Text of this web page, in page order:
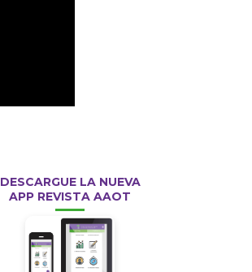
DESCARGUE LA NUEVA
APP REVISTA AAOT